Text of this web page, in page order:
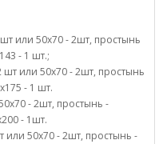
или 50х70 - 2шт, простынь
- 1 шт.;
шт или 50х70 - 2шт, простынь
- 1 шт.
- 2шт, простынь -
- 1шт.
50х70 - 2шт, простынь -